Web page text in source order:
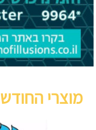
מוצרי החודש